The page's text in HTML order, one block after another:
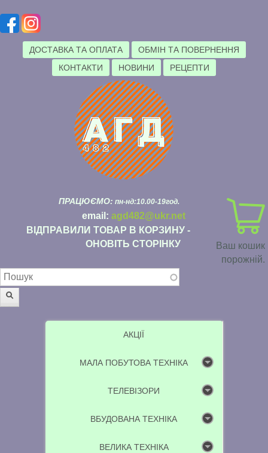
ДОСТАВКА ТА ОПЛАТА
ОБМІН ТА ПОВЕРНЕННЯ
КОНТАКТИ
НОВИНИ РЕЦЕПТИ
Ваш кошик
порожній.
ПРАЦЮЄМО: пн-нд:10.00-19год.
email: agd482@ukr.net
ВІДПРАВИЛИ ТОВАР В КОРЗИНУ -
ОНОВІТЬ СТОРІНКУ
Пошукова форма
АКЦІЇ
МАЛА ПОБУТОВА ТЕХНІКА
ТЕЛЕВІЗОРИ
ВБУДОВАНА ТЕХНІКА
ВЕЛИКА ТЕХНІКА